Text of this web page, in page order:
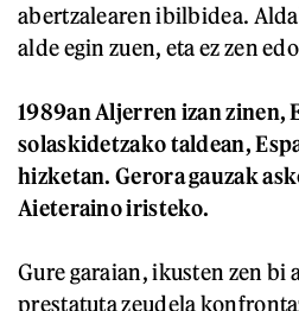
abertzalearen ibilbidea.
alde egin zuen, eta ez zen
1989an Aljerren izan zinen,
solaskidetzako taldean,
hizketan. Gerora gauzak
Aieteraino iristeko.
Gure garaian, ikusten zen bi
prestatuta zeudela